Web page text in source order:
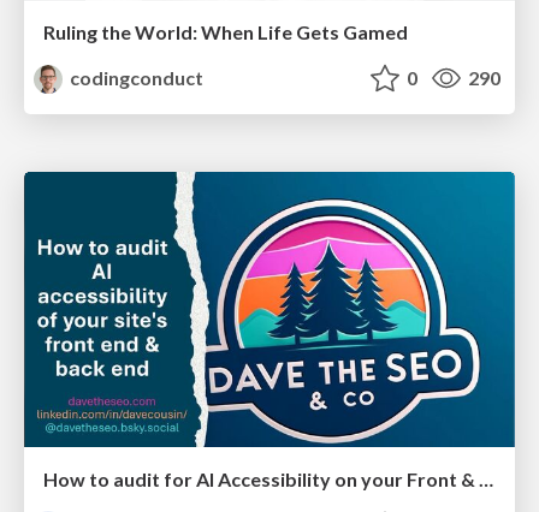
Ruling the World: When Life Gets Gamed
codingconduct
0 290
How to audit for AI Accessibility on your Front & Back End